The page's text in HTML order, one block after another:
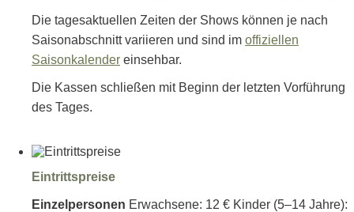
Die tagesaktuellen Zeiten der Shows können je nach
Saisonabschnitt variieren und sind im offiziellen
Saisonkalender einsehbar.
Die Kassen schließen mit Beginn der letzten Vorführung
des Tages.
Eintrittspreise
Einzelpersonen Erwachsene: 12 € Kinder (5–14 Jahre):